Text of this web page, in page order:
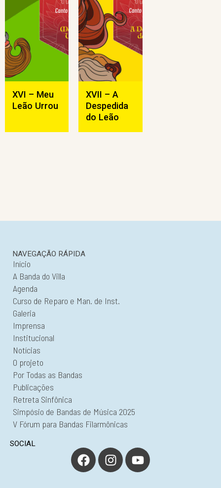
XVI – Meu
Leão Urrou
XVII – A
Despedida
do Leão
NAVEGAÇÃO RÁPIDA
Início
A Banda do Villa
Agenda
Curso de Reparo e Man. de Inst.
Galeria
Imprensa
Institucional
Notícias
O projeto
Por Todas as Bandas
Publicações
Retreta Sinfônica
Simpósio de Bandas de Música 2025
V Fórum para Bandas Filarmônicas
SOCIAL